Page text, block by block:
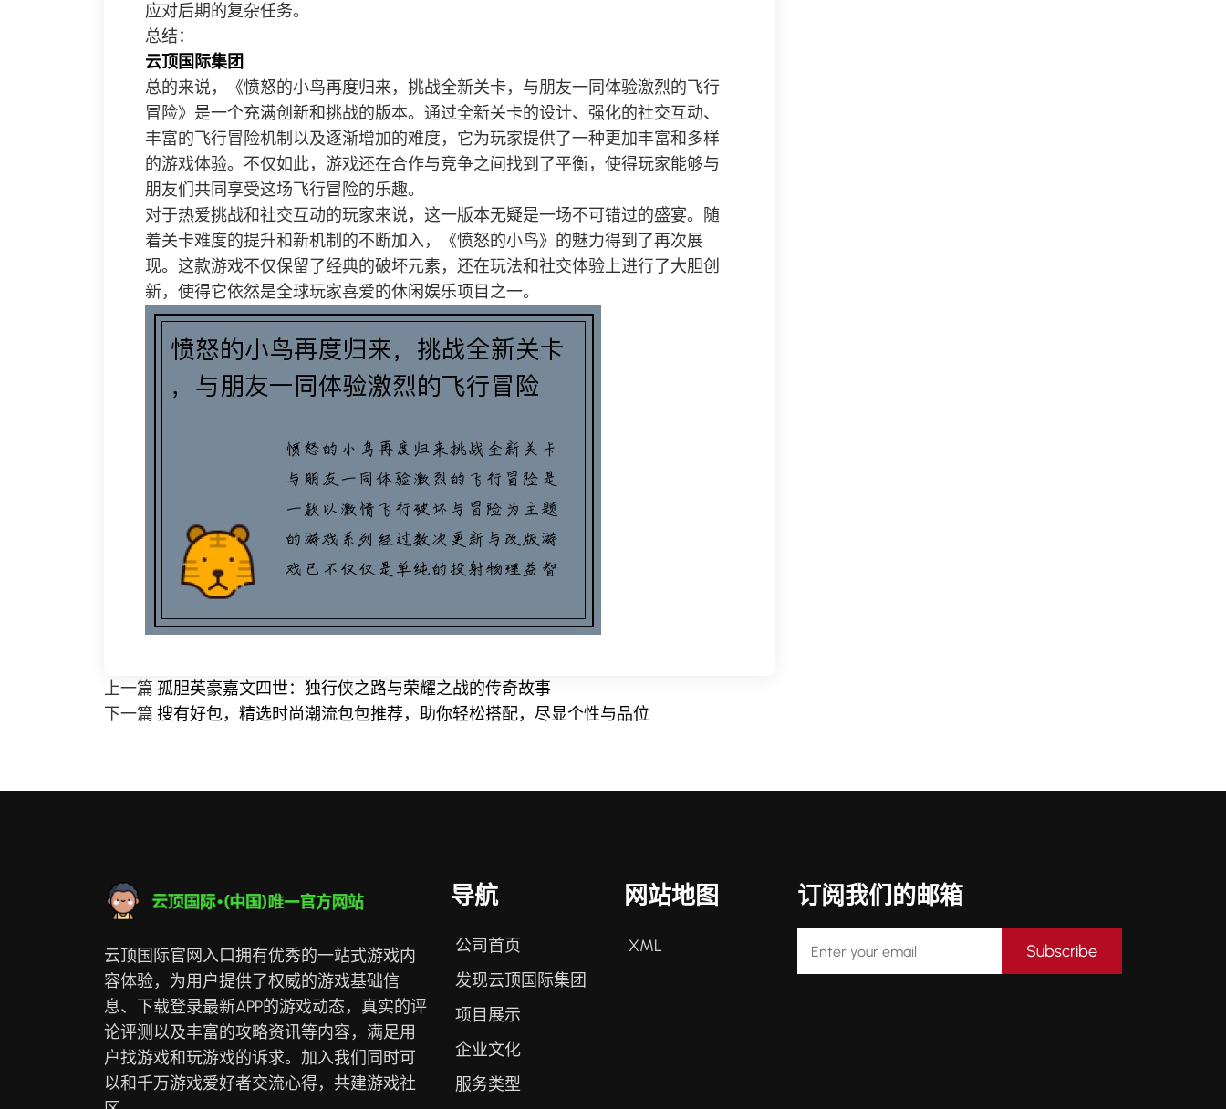
应对后期的复杂任务。
总结：
云顶国际集团
总的来说，《愤怒的小鸟再度归来，挑战全新关卡，与朋友一同体验激烈的飞行
冒险》是一个充满创新和挑战的版本。通过全新关卡的设计、强化的社交互动、
丰富的飞行冒险机制以及逐渐增加的难度，它为玩家提供了一种更加丰富和多样
的游戏体验。不仅如此，游戏还在合作与竞争之间找到了平衡，使得玩家能够与
朋友们共同享受这场飞行冒险的乐趣。
对于热爱挑战和社交互动的玩家来说，这一版本无疑是一场不可错过的盛宴。随
着关卡难度的提升和新机制的不断加入，《愤怒的小鸟》的魅力得到了再次展
现。这款游戏不仅保留了经典的破坏元素，还在玩法和社交体验上进行了大胆创
新，使得它依然是全球玩家喜爱的休闲娱乐项目之一。
上一篇 孤胆英豪嘉文四世：独行侠之路与荣耀之战的传奇故事
下一篇 搜有好包，精选时尚潮流包包推荐，助你轻松搭配，尽显个性与品位
云顶国际官网入口拥有优秀的一站式游戏内
容体验，为用户提供了权威的游戏基础信
息、下载登录最新APP的游戏动态，真实的评
论评测以及丰富的攻略资讯等内容，满足用
户找游戏和玩游戏的诉求。加入我们同时可
以和千万游戏爱好者交流心得，共建游戏社
导航
公司首页
发现云顶国际集团
项目展示
企业文化
服务类型
网站地图
XML
订阅我们的邮箱
Subscribe